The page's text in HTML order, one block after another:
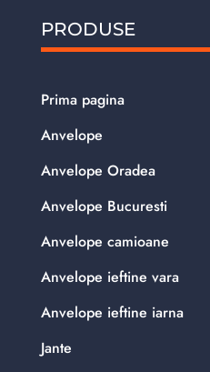
PRODUSE
Prima pagina
Anvelope
Anvelope Oradea
Anvelope Bucuresti
Anvelope camioane
Anvelope ieftine vara
Anvelope ieftine iarna
Jante